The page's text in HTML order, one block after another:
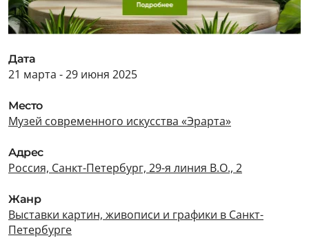
Дата
21 марта - 29 июня 2025
Место
Музей современного искусства «Эрарта»
Адрес
Россия, Санкт-Петербург, 29-я линия В.О., 2
Жанр
Выставки картин, живописи и графики в Санкт-
Петербурге